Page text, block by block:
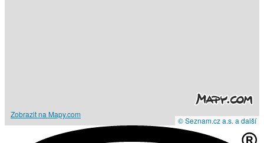
Zobrazit na Mapy.com
© Seznam.cz a.s. a další